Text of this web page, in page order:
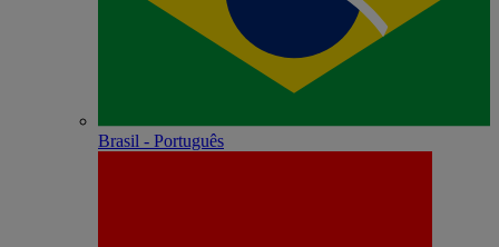
Brasil - Português